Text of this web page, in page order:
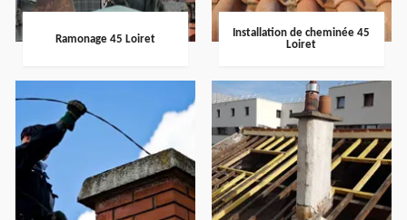
Ramonage 45 Loiret
Installation de cheminée 45
Loiret